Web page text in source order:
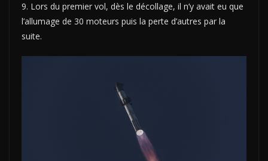
9. Lors du premier vol, dès le décollage, il n’y avait eu que
l’allumage de 30 moteurs puis la perte d’autres par la
suite.